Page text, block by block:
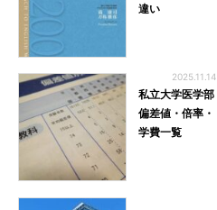
違い
2025.11.14
私立大学医学部
偏差値・倍率・
学費一覧